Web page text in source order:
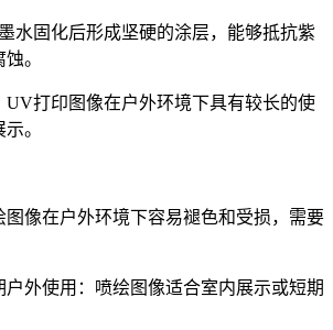
固化后形成坚硬的涂层，能够抵抗紫
。
打印图像在户外环境下具有较长的使
。
像在户外环境下容易褪色和受损，需要
使用：喷绘图像适合室内展示或短期